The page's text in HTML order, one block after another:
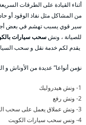
أثناء القيادة على الطرقات
من المشاكل مثل نفاذ الوقود أو
سير قوي يسبب تهشم في بعض
للصيانة ، ونشسحب سيارات
يقدم لكم خدمة نقل و سحب
نؤمن أنواعا” عديدة من الأوناش
1- ونش هيدروليك
2- ونش رفع
3- ونش عملاق يعمل على سحب السيارات لمسافة قصيرة .
4- ونس سحب سيارات الكويت